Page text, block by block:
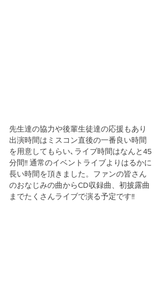
先生達の協力や後輩生徒達の応援もあり
出演時間はミスコン直後の一番良い時間
を用意してもらい､ライブ時間はなんと45
分間!! 通常のイベントライブよりはるかに
長い時間を頂きました。ファンの皆さん
のおなじみの曲からCD収録曲、初披露曲
までたくさんライブで演る予定です!!